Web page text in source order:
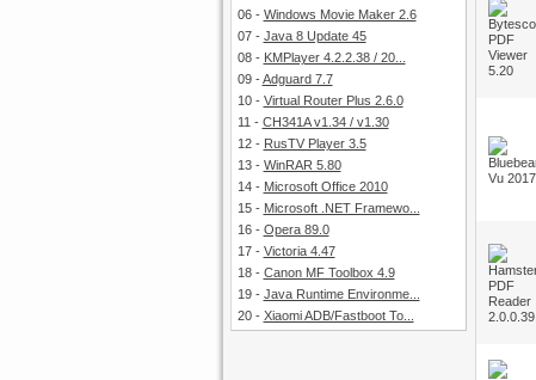
06- Windows Movie Maker 2.6
07- Java 8 Update 45
08- KMPlayer 4.2.2.38 / 20...
09-Adguard 7.7
10- Virtual Router Plus 2.6.0
11 - CH341A v1.34 / v1.30
12- RusTV Player 3.5
13- WinRAR 5.80
14- Microsoft Office 2010
15- Microsoft .NET Framewo...
16- Opera 89.0
17- Victoria 4.47
18- Canon MF Toolbox 4.9
19- Java Runtime Environme...
20- Xiaomi ADB/Fastboot To...